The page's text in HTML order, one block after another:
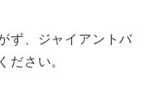
ず、ジャイアントバ
ださい。